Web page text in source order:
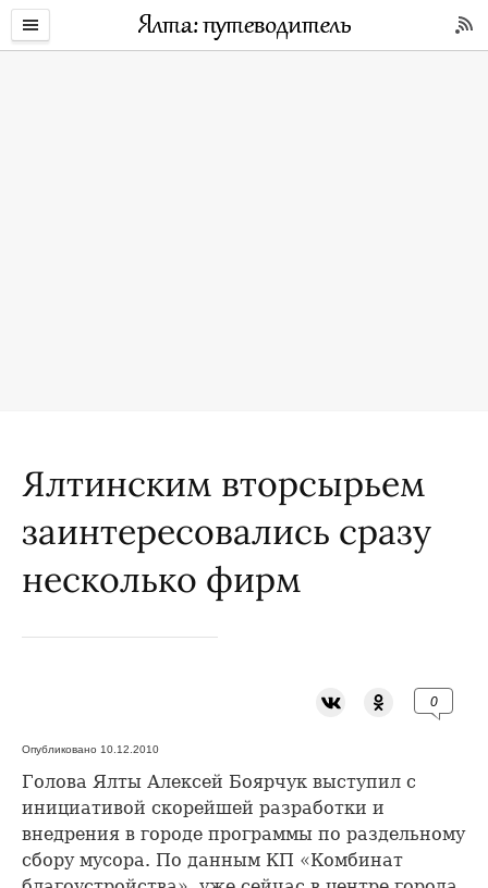
Ялтинским вторсырьем
заинтересовались сразу
несколько фирм
0
Опубликовано 10.12.2010
Голова Ялты Алексей Боярчук выступил с
инициативой скорейшей разработки и
внедрения в городе программы по раздельному
сбору мусора. По данным КП «Комбинат